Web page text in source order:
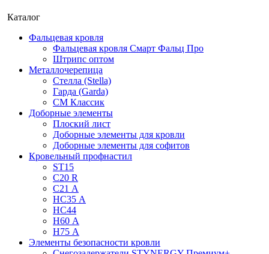
Каталог
Фальцевая кровля
Фальцевая кровля Смарт Фальц Про
Штрипс оптом
Металлочерепица
Стелла (Stella)
Гарда (Garda)
СМ Классик
Доборные элементы
Плоский лист
Доборные элементы для кровли
Доборные элементы для софитов
Кровельный профнастил
ST15
С20 R
C21 А
НС35 А
НС44
Н60 А
Н75 А
Элементы безопасности кровли